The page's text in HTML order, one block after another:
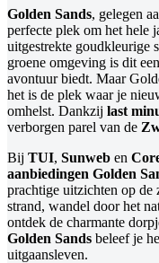
Golden Sands, gelegen
perfecte plek om het hele
uitgestrekte goudkleurige
groene omgeving is dit
avontuur biedt. Maar
het is de plek waar je
omhelst. Dankzij last
verborgen parel van de
Bij TUI, Sunweb en
aanbiedingen Golden
prachtige uitzichten op de
strand, wandel door het
ontdek de charmante
Golden Sands beleef je
uitgaansleven.